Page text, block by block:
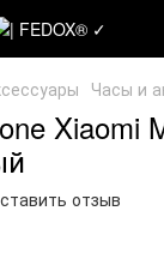
Часы и
Xiaomi
отзыв